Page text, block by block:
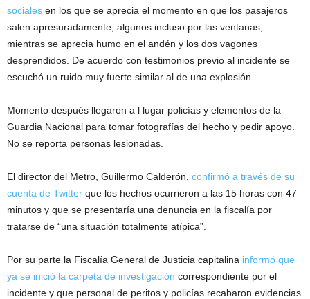
sociales en los que se aprecia el momento en que los pasajeros
salen apresuradamente, algunos incluso por las ventanas,
mientras se aprecia humo en el andén y los dos vagones
desprendidos. De acuerdo con testimonios previo al incidente se
escuchó un ruido muy fuerte similar al de una explosión.
Momento después llegaron a l lugar policías y elementos de la
Guardia Nacional para tomar fotografías del hecho y pedir apoyo.
No se reporta personas lesionadas.
El director del Metro, Guillermo Calderón, confirmó a través de su
cuenta de Twitter que los hechos ocurrieron a las 15 horas con 47
minutos y que se presentaría una denuncia en la fiscalía por
tratarse de “una situación totalmente atípica”.
Por su parte la Fiscalía General de Justicia capitalina informó que
ya se inició la carpeta de investigación correspondiente por el
incidente y que personal de peritos y policías recabaron evidencias